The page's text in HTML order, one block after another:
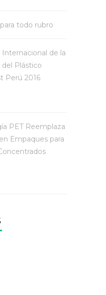
todo rubro
Internacional de la
del Plástico
Perú 2016
PET Reemplaza
Empaques para